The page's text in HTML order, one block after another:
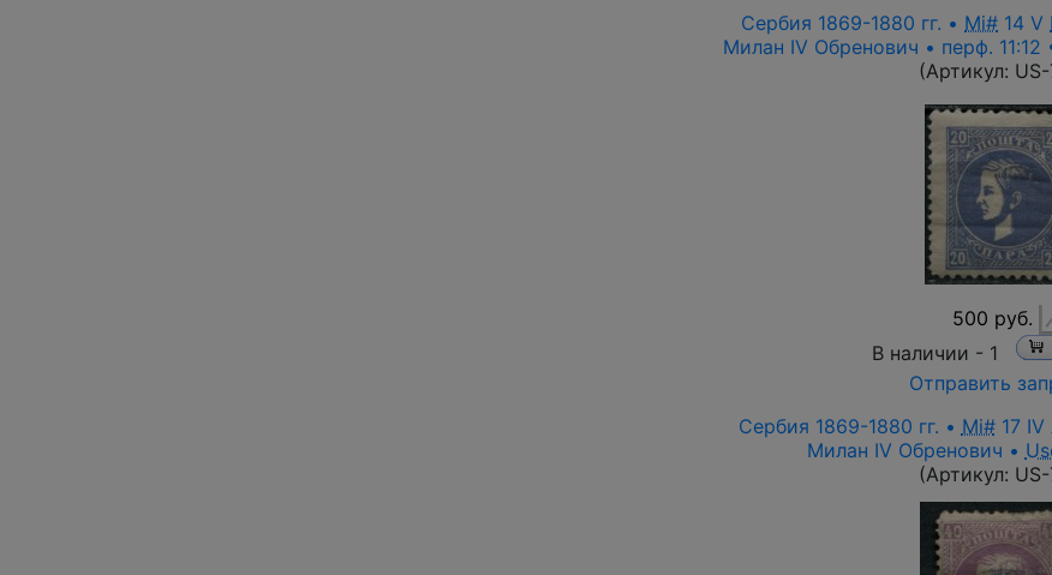
Сербия 1869-1880 гг. • Mi# 14 V
Милан IV Обренович • перф. 11:12
(Артикул:
500 руб.
В наличии - 1
Отправить
Сербия 1869-1880 гг. • Mi#17 IV
Милан IV Обренович •
(Артикул: